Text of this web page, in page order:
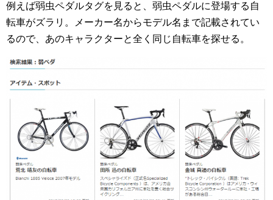
例えば弱虫ペダルタグを見ると、弱虫ペダルに登場する自
転車がズラリ。メーカー名からモデル名まで記載されてい
るので、あのキャラクターと全く同じ自転車を探せる。